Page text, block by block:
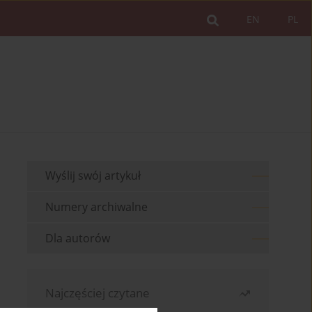
PL
EN
Wyślij swój artykuł
Numery archiwalne
Dla autorów
Najczęściej czytane